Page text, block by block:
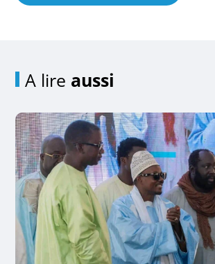
A lire aussi